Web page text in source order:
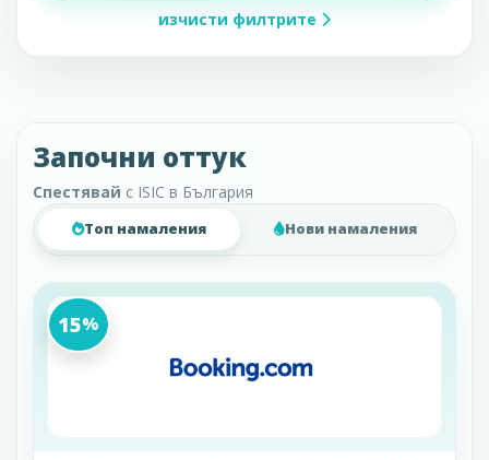
изчисти филтрите
Започни оттук
Спестявай с ISIC в България
Топ намаления Нови намаления
15%